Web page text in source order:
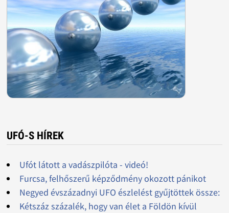
UFÓ-S HÍREK
Ufót látott a vadászpilóta - videó!
Furcsa, felhőszerű képződmény okozott pánikot
Negyed évszázadnyi UFO észlelést gyűjtöttek össze:
Kétszáz százalék, hogy van élet a Földön kívül